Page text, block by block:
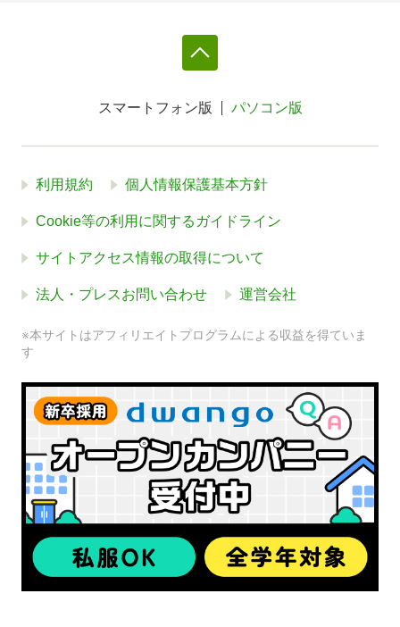
スマートフォン版 パソコン版
利用規約 個人情報保護基本方針
Cookie等の利用に関するガイドライン
サイトアクセス情報の取得について
法人・プレスお問い合わせ 運営会社
※本サイトはアフィリエイトプログラムによる収益を得ていま
す